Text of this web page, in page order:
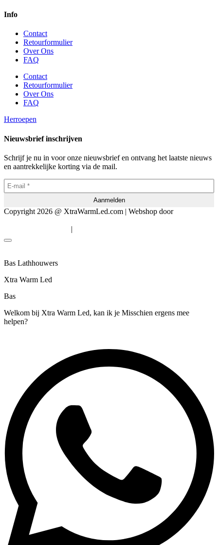
Info
Contact
Retourformulier
Over Ons
FAQ
Contact
Retourformulier
Over Ons
FAQ
Herroepen
Nieuwsbrief inschrijven
Schrijf je nu in voor onze nieuwsbrief en ontvang het laatste nieuws
en aantrekkelijke korting via de mail.
Copyright 2026 @ XtraWarmLed.com | Webshop door
|
Bas Lathhouwers
Xtra Warm Led
Bas
Welkom bij Xtra Warm Led, kan ik je Misschien ergens mee
helpen?